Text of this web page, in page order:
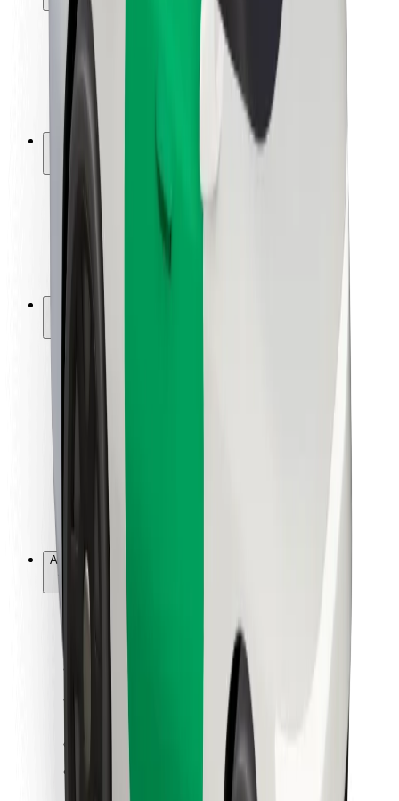
Sikkerhet for passasjer
Sjåførsikkerhet
Sikkerhet for sparkesykler
Sikkerhetslab
Byer
Steder
Byløsninger
Flyplasser
Bolt-ladestasjoner
Brukerstøtte
For passasjerer
For sjåfører
Bolt Food
For flåteeiere
Bolt for Business
Annet
Leverandører
Vilkår og betingelser
Få en tur på minutter!
Last ned Bolt-appen